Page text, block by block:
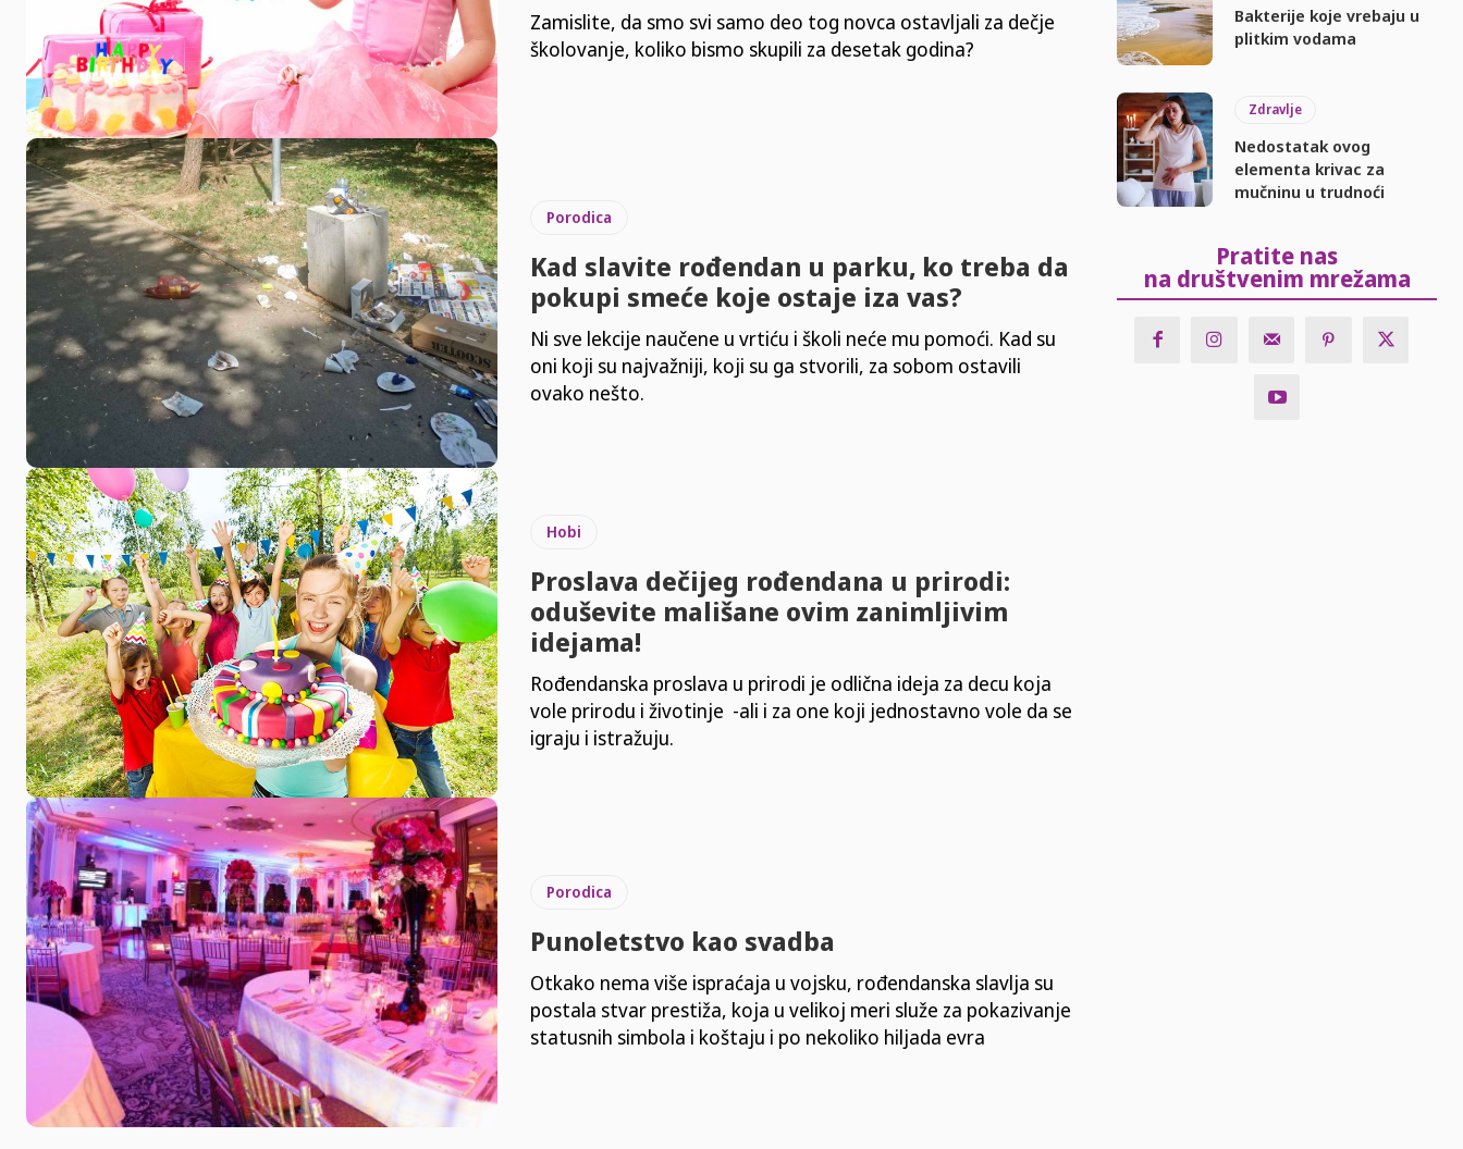
Zamislite, da smo svi samo deo tog novca ostavljali za dečje
školovanje, koliko bismo skupili za desetak godina?
Porodica
Kad slavite rođendan u parku, ko treba da
pokupi smeće koje ostaje iza vas?
Ni sve lekcije naučene u vrtiću i školi neće mu pomoći. Kad su
oni koji su najvažniji, koji su ga stvorili, za sobom ostavili
ovako nešto.
Hobi
Proslava dečijeg rođendana u prirodi:
oduševite mališane ovim zanimljivim
idejama!
Rođendanska proslava u prirodi je odlična ideja za decu koja
vole prirodu i životinje -ali i za one koji jednostavno vole da se
igraju i istražuju.
Porodica
Punoletstvo kao svadba
Otkako nema više ispraćaja u vojsku, rođendanska slavlja su
postala stvar prestiža, koja u velikoj meri služe za pokazivanje
statusnih simbola i koštaju i po nekoliko hiljada evra
Bakterije koje vrebaju u
plitkim vodama
Zdravlje
Nedostatak ovog
elementa krivac za
mučninu u trudnoći
Pratite nas
na društvenim mrežama